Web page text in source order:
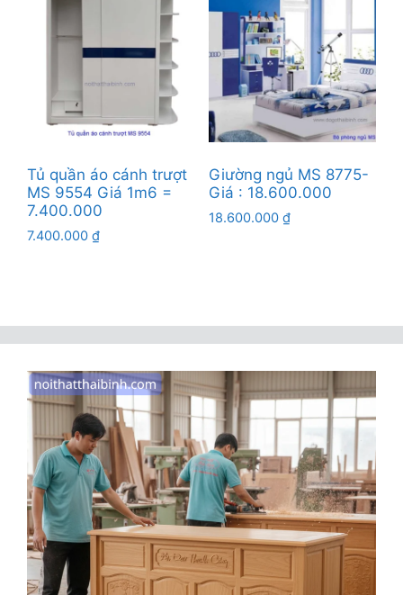
Tủ quần áo cánh trượt
MS 9554 Giá 1m6 =
7.400.000
7.400.000 ₫
Giường ngủ MS 8775-
Giá : 18.600.000
18.600.000 ₫